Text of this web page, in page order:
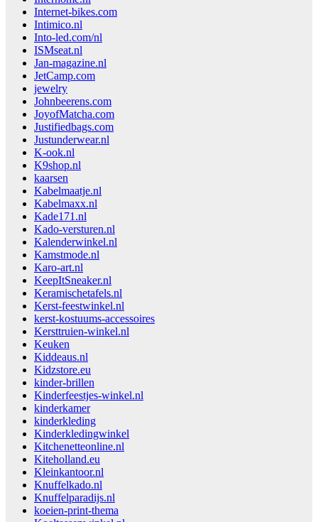
Internet-bikes.com
Intimico.nl
Into-led.com/nl
ISMseat.nl
Jan-magazine.nl
JetCamp.com
jewelry
Johnbeerens.com
JoyofMatcha.com
Justifiedbags.com
Justunderwear.nl
K-ook.nl
K9shop.nl
kaarsen
Kabelmaatje.nl
Kabelmaxx.nl
Kade171.nl
Kado-versturen.nl
Kalenderwinkel.nl
Kamstmode.nl
Karo-art.nl
KeepItSneaker.nl
Keramischetafels.nl
Kerst-feestwinkel.nl
kerst-kostuums-accessoires
Kersttruien-winkel.nl
Keuken
Kiddeaus.nl
Kidzstore.eu
kinder-brillen
Kinderfeestjes-winkel.nl
kinderkamer
kinderkleding
Kinderkledingwinkel
Kitchenetteonline.nl
Kiteholland.eu
Kleinkantoor.nl
Knuffelkado.nl
Knuffelparadijs.nl
koeien-print-thema